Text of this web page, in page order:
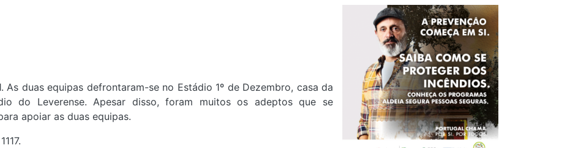
duas equipas defrontaram-se no Estádio 1º de Dezembro, casa da
do Leverense. Apesar disso, foram muitos os adeptos que se
apoiar as duas equipas.